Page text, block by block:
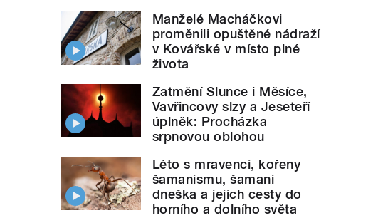
Manželé Macháčkovi
proměnili opuštěné nádraží
v Kovářské v místo plné
života
Zatmění Slunce i Měsíce,
Vavřincovy slzy a Jeseteří
úplněk: Procházka
srpnovou oblohou
Léto s mravenci, kořeny
šamanismu, šamani
dneška a jejich cesty do
horního a dolního světa